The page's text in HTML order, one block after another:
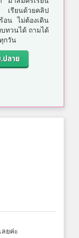
รียนด้วยคลิป
อน ไม่ต้องเดิน
ทวนได้ ถามได้
กวัน
ลาย
ลยค่ะ